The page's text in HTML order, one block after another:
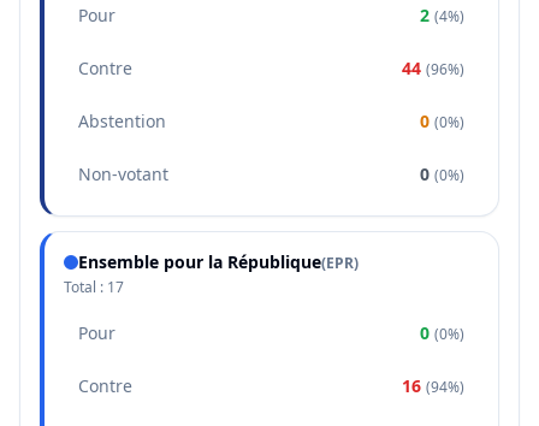
Pour 2 (4%)
Contre 44 (96%)
Abstention 0 (0%)
Non-votant 0 (0%)
Ensemble pour la République(EPR)
Total : 17
Pour 0 (0%)
Contre 16 (94%)